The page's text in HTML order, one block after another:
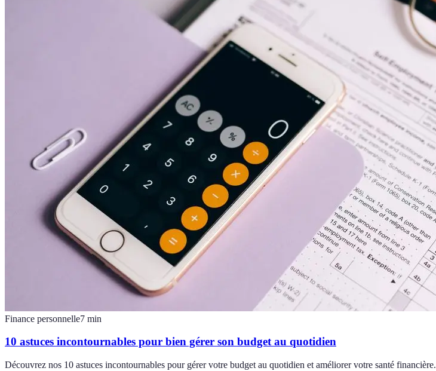
Finance personnelle7 min
10 astuces incontournables pour bien gérer son budget au quotidien
Découvrez nos 10 astuces incontournables pour gérer votre budget au quotidien et améliorer votre santé financière.